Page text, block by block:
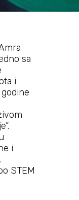
sa
i
i
STEM